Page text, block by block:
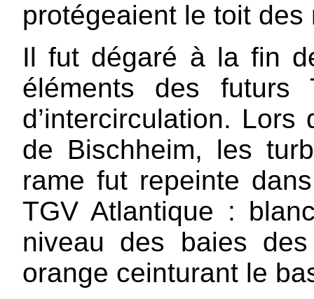
protégeaient le toit des
Il fut dégaré à la fin
éléments des futurs
d’intercirculation.
de Bischheim, les
rame fut repeinte
TGV Atlantique :
niveau des baies
orange ceinturant le